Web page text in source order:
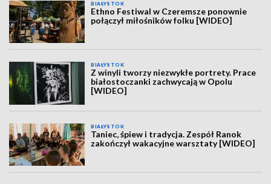
BIAŁYSTOK
Ethno Festiwal w Czeremsze ponownie
połączył miłośników folku [WIDEO]
BIAŁYSTOK
Z winyli tworzy niezwykłe portrety. Prace
białostoczanki zachwycają w Opolu
[WIDEO]
BIAŁYSTOK
Taniec, śpiew i tradycja. Zespół Ranok
zakończył wakacyjne warsztaty [WIDEO]